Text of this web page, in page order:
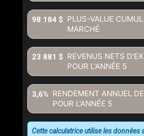
PLUS-VALUE
MARCHÉ
98 184 $
REVENUS NETS
POUR L'ANNÉE 5
23 881 $
RENDEMENT ANNUEL
POUR L'ANNÉE 5
3,6%
Cette calculatrice utilise les données